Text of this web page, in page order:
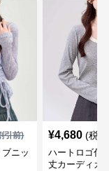
引前)
ニッ
¥4,680 (税
ハートロゴ付
丈カーディガ